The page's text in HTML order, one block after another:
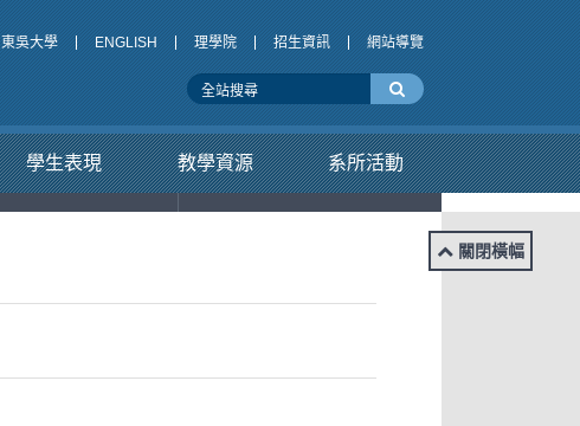
東吳大學 ENGLISH 理學院 招生資訊 網站導覽
學生表現 教學資源 系所活動
關閉橫幅
徵才招募 國際交流